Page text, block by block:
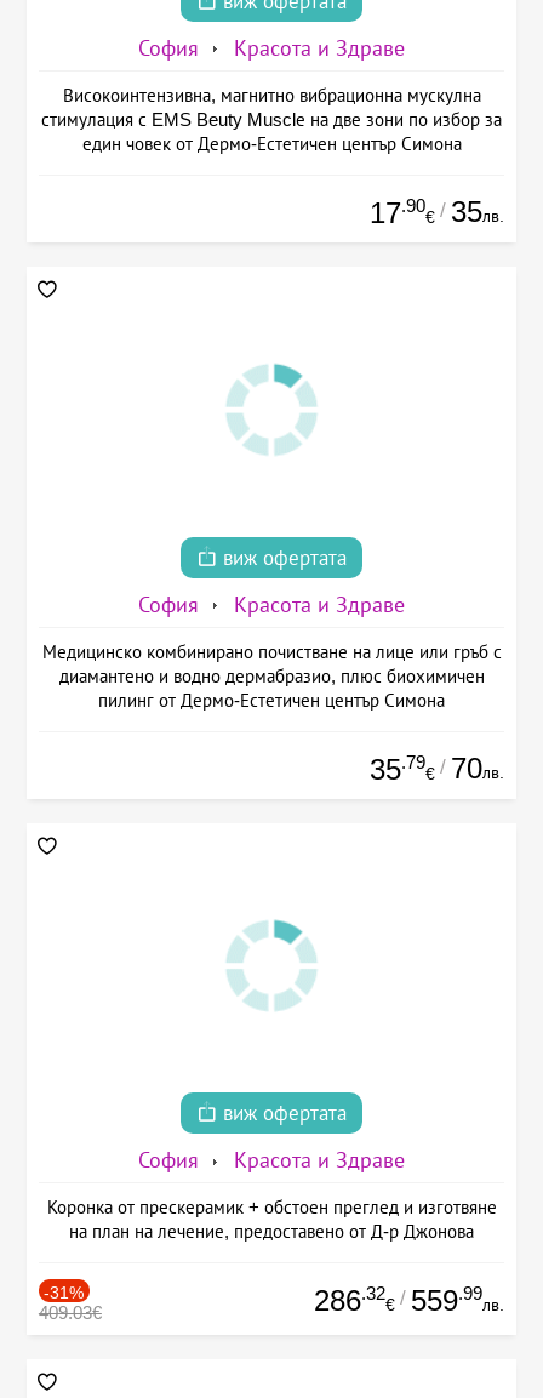
София Красота и Здраве
Високоинтензивна, магнитно вибрационна мускулна
стимулация с EMS Beuty Musclе на две зони по избор за
един човек от Дермо-Естетичен център Симона
17.90
€ / 35лв.
виж офертата
София Красота и Здраве
Медицинско комбинирано почистване на лице или гръб с
диамантено и водно дермабразио, плюс биохимичен
пилинг от Дермо-Естетичен център Симона
35.79
€ / 70лв.
виж офертата
София Красота и Здраве
Коронка от прескерамик + обстоен преглед и изготвяне
на план на лечение, предоставено от Д-р Джонова
-31%
409.03€ 286.32
€ / 559.99
лв.